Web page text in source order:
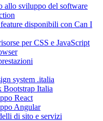
allo sviluppo del software
disponibili con Can I
per CSS e JavaScript
system .italia
Bootstrap Italia
React
Angular
di sito e servizi